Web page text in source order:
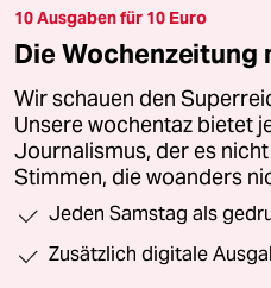
10 Ausgaben für 10 Euro
Die Wochenzeitung
Wir schauen den
Unsere wochentaz bietet
Journalismus, der es
Stimmen, die woanders
Jeden Samstag als
Zusätzlich digitale